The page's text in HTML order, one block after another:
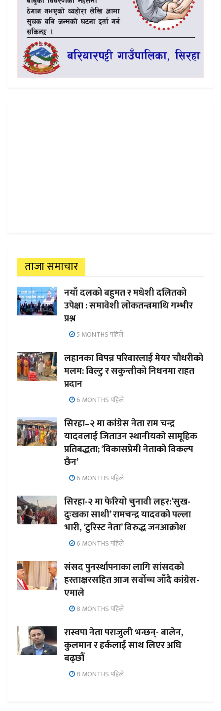
ताजा समाचार
नयाँ दलको बहुमत र मधेशी दलितको
उपेक्षा : समावेशी लोकतन्त्रमाथि गम्भीर
प्रश्न
5 MONTHS पहिले
लहानका विपन्न परिवारलाई मेयर चौधरीको
मलम: विल्टु र सकुन्तीको निधनमा राहत
प्रदान
6 MONTHS पहिले
सिरहा–२ मा कांग्रेस नेता राम चन्द्र
यादवलाई जिताउन स्थानीयको सामूहिक
प्रतिबद्धता; ‘विकासप्रेमी नेताको विकल्प
छैन’
6 MONTHS पहिले
सिरहा-२ मा फेरियो चुनावी लहर:’सुख-
दुःखका साथी’ रामचन्द्र यादवको पल्ला
भारी, ‘टुरिस्ट नेता’ विरुद्ध जनआक्रोश
6 MONTHS पहिले
संसद पुनर्स्थापनाका लागि सांसदको
हस्ताक्षरसहित आज सर्वोच्च जाँदै कांग्रेस-
एमाले
8 MONTHS पहिले
रास्वपा नेता पराजुली भन्छन्- बालेन,
कुलमान र हर्कलाई साथ लिएर अघि
बढ्छौँ
8 MONTHS पहिले